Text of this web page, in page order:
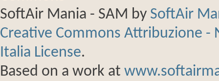
SoftAir Mania - SAM by SoftAir
Creative Commons Attribuzione
Italia License.
Based on a work at